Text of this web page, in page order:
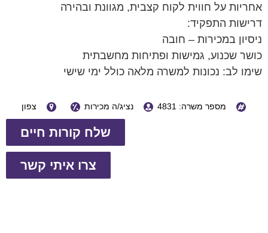
אחריות על חווית לקוח קצבית, מגוונת ובהירה
דרישות התפקיד:
ניסיון במכירות – חובה
כושר שכנוע, גמישות ופתיחות מחשבתית
שימו לב: נכונות למשרה מלאה כולל ימי שישי
מספר משרה: 4831 נציג/ה מכירות צפון
שלח קורות חיים
צרו איתי קשר